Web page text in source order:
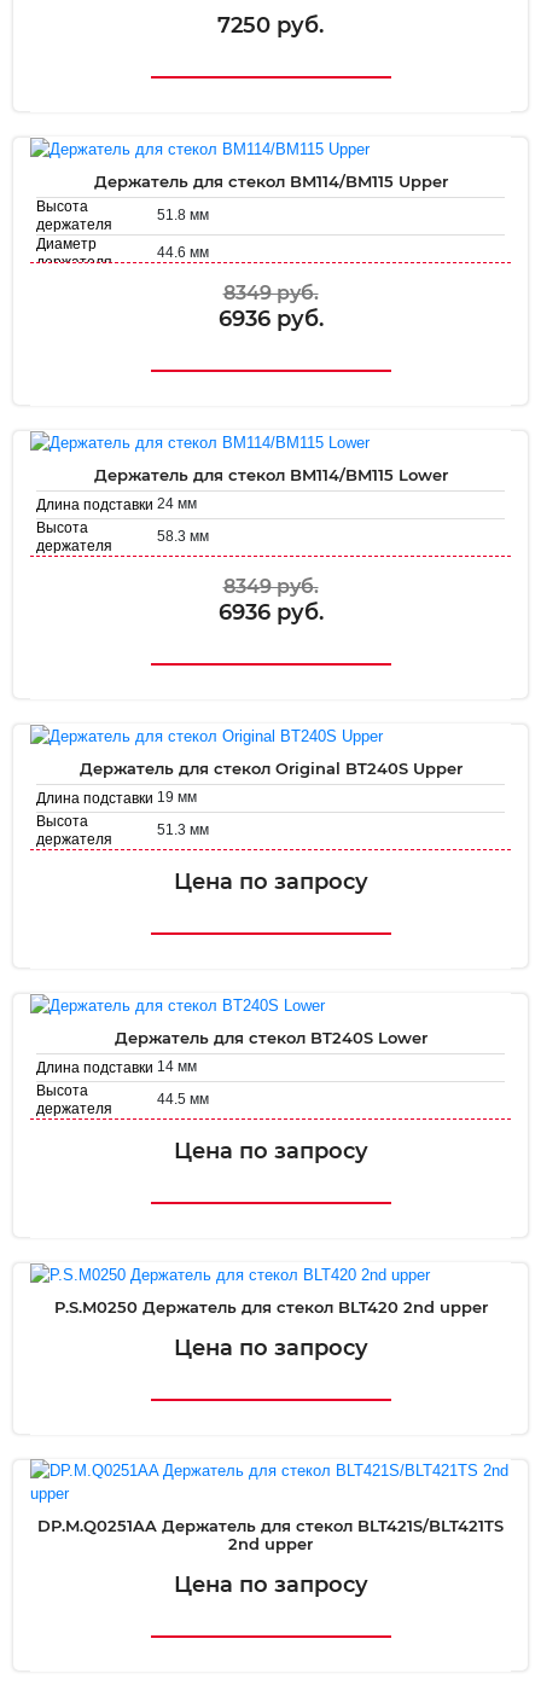
7250 руб.
Держатель для стекол BM114/BM115 Upper
Высота
держателя
51.8 мм
Диаметр
держателя
44.6 мм
8349 руб.
6936 руб.
Держатель для стекол BM114/BM115 Lower
Длина подставки 24 мм
Высота
держателя
58.3 мм
8349 руб.
6936 руб.
Держатель для стекол Original BT240S Upper
Длина подставки 19 мм
Высота
держателя
51.3 мм
Цена по запросу
Держатель для стекол BT240S Lower
Длина подставки 14 мм
Высота
держателя
44.5 мм
Цена по запросу
P.S.M0250 Держатель для стекол BLT420 2nd upper
Цена по запросу
DP.M.Q0251AA Держатель для стекол BLT421S/BLT421TS
2nd upper
Цена по запросу